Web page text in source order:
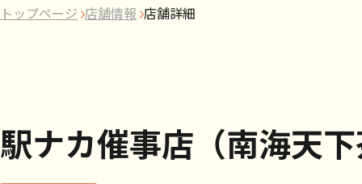
トップページ 店舗情報 店舗詳細
駅ナカ催事店（南海天